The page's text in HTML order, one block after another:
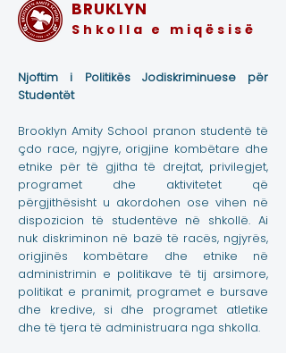
BRUKLYN
Shkolla e miqësisë
Njoftim i Politikës Jodiskriminuese për
Studentët
Brooklyn Amity School pranon studentë të
çdo race, ngjyre, origjine kombëtare dhe
etnike për të gjitha të drejtat, privilegjet,
programet dhe aktivitetet që
përgjithësisht u akordohen ose vihen në
dispozicion të studentëve në shkollë. Ai
nuk diskriminon në bazë të racës, ngjyrës,
origjinës kombëtare dhe etnike në
administrimin e politikave të tij arsimore,
politikat e pranimit, programet e bursave
dhe kredive, si dhe programet atletike
dhe të tjera të administruara nga shkolla.